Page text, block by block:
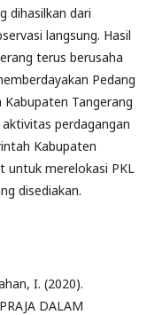
dihasilkan dari
langsung. Hasil
terus berusaha
Pedang
Tangerang
perdagangan
Kabupaten
untuk merelokasi PKL
disediakan.
I. (2020).
DALAM